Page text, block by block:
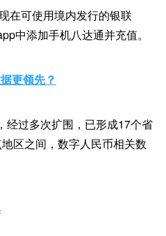
在可使用境内发行的银联
中添加手机八达通并充值。
更领先？
经过多次扩围，已形成17个省
区之间，数字人民币相关数